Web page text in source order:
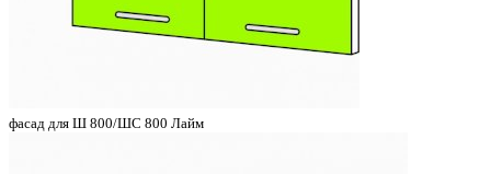
фасад для Ш 800/ШС 800 Лайм